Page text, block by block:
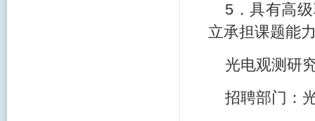
5．具有高
立承担课题能
光电观测研
招聘部门：